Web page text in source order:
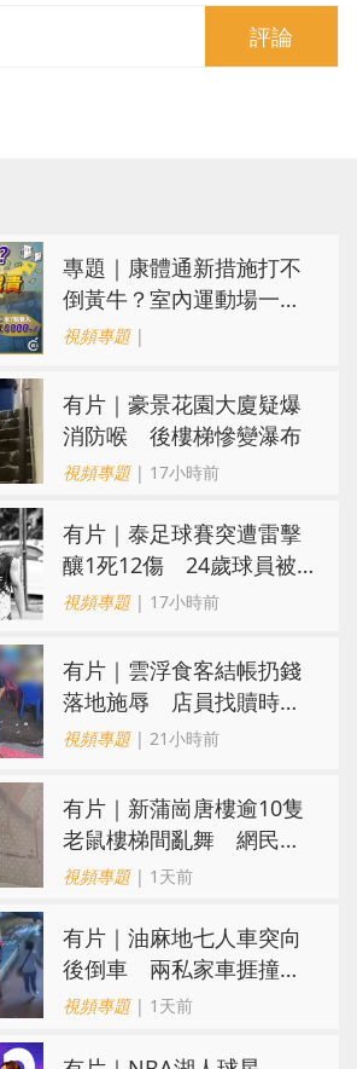
評論
專題｜康體通新措施打不
倒黃牛？室內運動場一場
難求越炒越貴
視頻專題|
有片｜豪景花園大廈疑爆
消防喉 後樓梯慘變瀑布
視頻專題| 17小時前
有片｜泰足球賽突遭雷擊
釀1死12傷 24歲球員被
閃電劈中亡
視頻專題| 17小時前
​有片｜雲浮食客結帳扔錢
落地施辱 店員找贖時還
施彼身獲老闆肯定
視頻專題| 21小時前
有片｜新蒲崗唐樓逾10隻
老鼠樓梯間亂舞 網民嚇
親：每次經過都要好大勇
視頻專題| 1天前
有片｜油麻地七人車突向
後倒車 兩私家車捱撞
司機不顧而去
視頻專題| 1天前